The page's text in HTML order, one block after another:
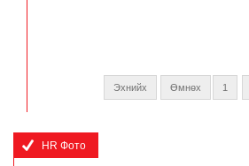
Эхнийх Өмнөх 1
HR Фото